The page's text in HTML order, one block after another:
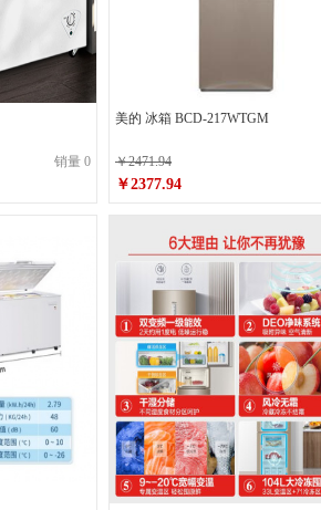
销量 0
美的 冰箱 BCD-217WTGM
￥2471.94
￥2377.94